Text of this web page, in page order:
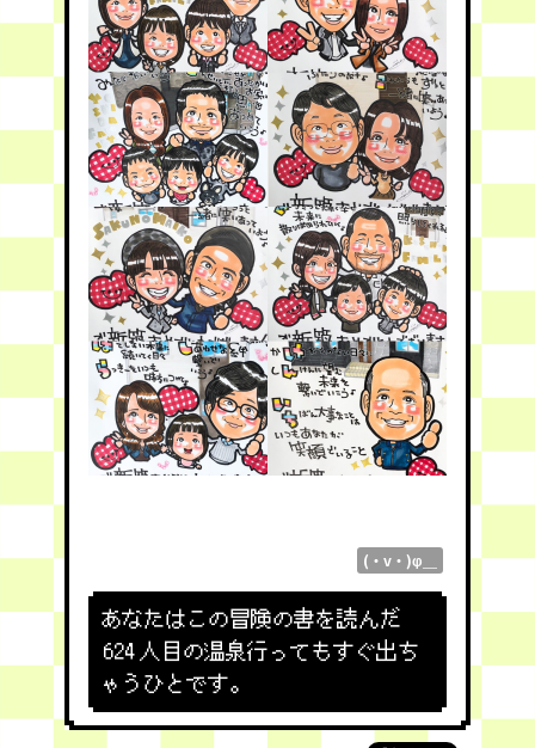
(・v・)φ＿
あなたはこの冒険の書を読んだ
624 人目の温泉行ってもすぐ出ち
ゃうひとです。